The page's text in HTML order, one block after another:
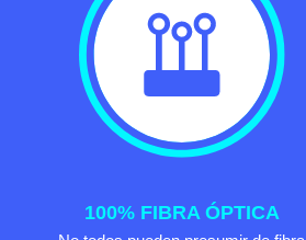
100% FIBRA ÓPTICA